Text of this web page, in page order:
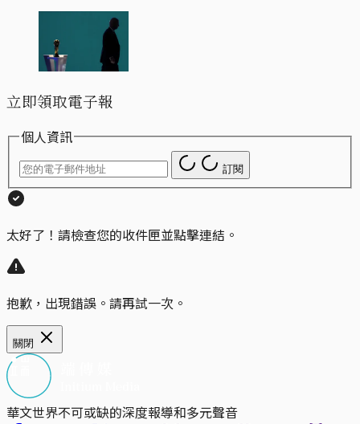
立即領取電子報
個人資訊
訂閱
太好了！請檢查您的收件匣並點擊連結。
抱歉，出現錯誤。請再試一次。
關閉
華文世界不可或缺的深度報導和多元聲音